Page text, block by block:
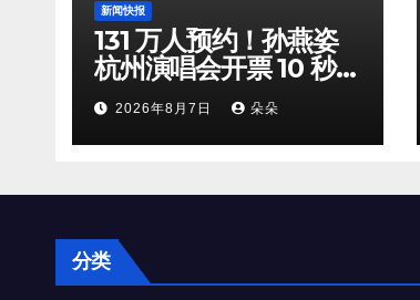
新闻快报
131 万人预约！孙燕姿
杭州演唱会开票 10 秒全
档位火速售罄
2026年8月7日 朵朵
分类